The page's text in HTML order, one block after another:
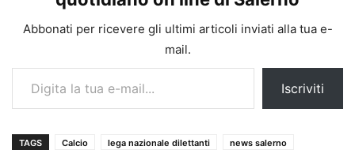
Abbonati per ricevere gli ultimi articoli inviati alla tua e-
mail.
Digita la tua e-mail...
Iscriviti
TAGS Calcio lega nazionale dilettanti
news salerno